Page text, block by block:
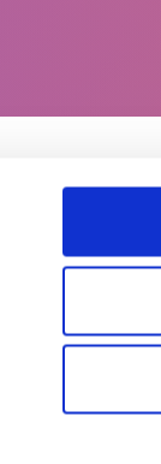
Mentions
Conditions
Politique de
Traitement